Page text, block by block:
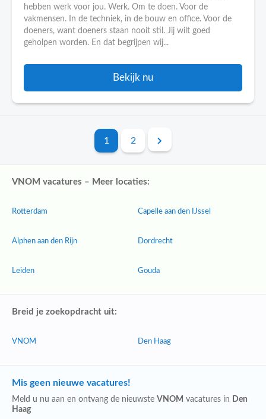
hebben werk voor jou. Werk. Om te doen. Voor de
vakmensen. In de techniek, in de bouw en office. Voor de
doeners, want doeners staan nooit stil. Jij wilt goed
geholpen worden. En dat begrijpen wij...
Bekijk nu
1 2
VNOM vacatures – Meer locaties:
Rotterdam
Alphen aan den Rijn
Leiden
Capelle aan den IJssel
Dordrecht
Gouda
Breid je zoekopdracht uit:
VNOM Den Haag
Mis geen nieuwe vacatures!
Meld u nu aan en ontvang de nieuwste VNOM vacatures in Den
Haag